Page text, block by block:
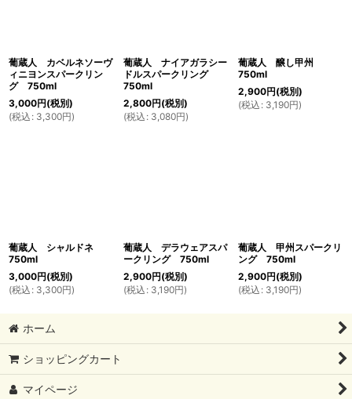
葡蔵人 カベルネソーヴ
ィニヨンスパークリン
グ 750ml
3,000円(税別)
(税込 : 3,300円)
葡蔵人 ナイアガラシー
ドルスパークリング
750ml
2,800円(税別)
(税込 : 3,080円)
葡蔵人 醸し甲州
750ml
2,900円(税別)
(税込 : 3,190円)
葡蔵人 シャルドネ
750ml
3,000円(税別)
(税込 : 3,300円)
葡蔵人 デラウェアスパ
ークリング 750ml
2,900円(税別)
(税込 : 3,190円)
葡蔵人 甲州スパークリ
ング 750ml
2,900円(税別)
(税込 : 3,190円)
ホーム
ショッピングカート
マイページ